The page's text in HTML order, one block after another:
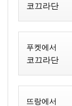
코끄라단
푸켓에서
코끄라단
뜨랑에서